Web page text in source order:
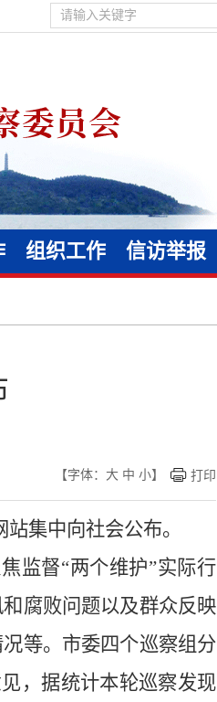
组织工作 信访举报
【字体： 大 中 小】 打印
集中向社会公布。
监督“两个维护”实际行
腐败问题以及群众反映
等。市委四个巡察组分
，据统计本轮巡察发现